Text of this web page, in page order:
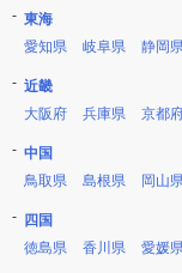
東海
愛知県
岐阜県 静岡
近畿
大阪府
兵庫県 京都
中国
鳥取県
島根県 岡山
四国
徳島県
香川県 愛媛